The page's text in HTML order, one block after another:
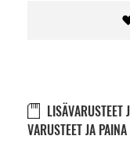
LISÄVARUSTEET
VARUSTEET JA